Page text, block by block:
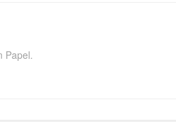
Papel.